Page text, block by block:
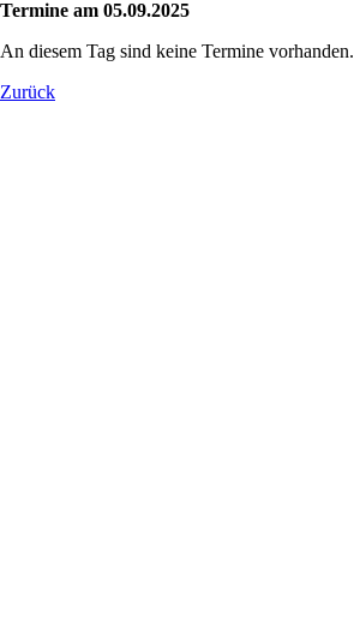
Termine am 05.09.2025
An diesem Tag sind keine Termine vorhanden.
Zurück